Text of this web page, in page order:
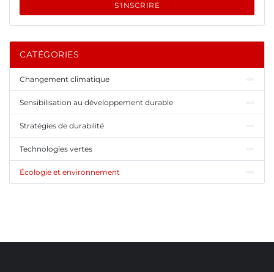
S'INSCRIRE
CATÉGORIES
Changement climatique
Sensibilisation au développement durable
Stratégies de durabilité
Technologies vertes
Écologie et environnement